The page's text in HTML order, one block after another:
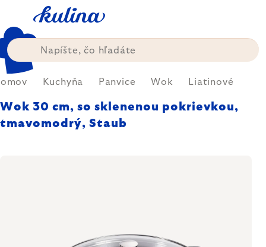
obsah
Kuchyňa Panvice Wok Liatinové
Wok 30 cm, so sklenenou pokrievkou,
tmavomodrý, Staub